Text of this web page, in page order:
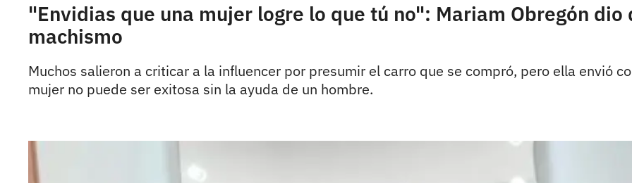
"Envidias que una mujer logre lo que tú no": Mariam Obregón
machismo
Muchos salieron a criticar a la influencer por presumir el carro que se compró, pero ella envió
mujer no puede ser exitosa sin la ayuda de un hombre.